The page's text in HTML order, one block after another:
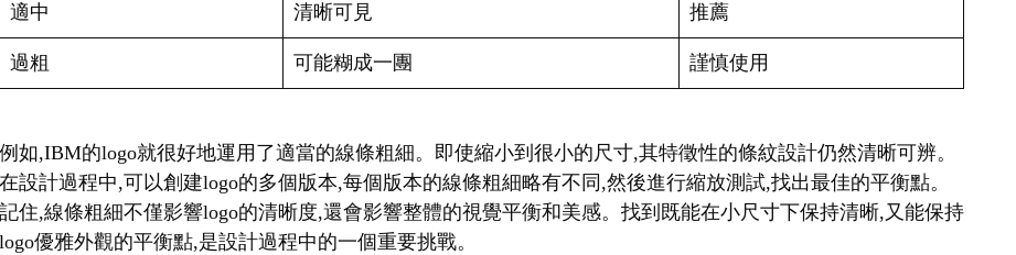
適中 清晰可見 推薦
過粗 可能糊成一團 謹慎使用
例如,IBM的logo就很好地運用了適當的線條粗細。即使縮小到很小的尺寸,其特徵性的條紋設計仍然清晰可辨。
在設計過程中,可以創建logo的多個版本,每個版本的線條粗細略有不同,然後進行縮放測試,找出最佳的平衡點。
記住,線條粗細不僅影響logo的清晰度,還會影響整體的視覺平衡和美感。找到既能在小尺寸下保持清晰,又能保持
logo優雅外觀的平衡點,是設計過程中的一個重要挑戰。